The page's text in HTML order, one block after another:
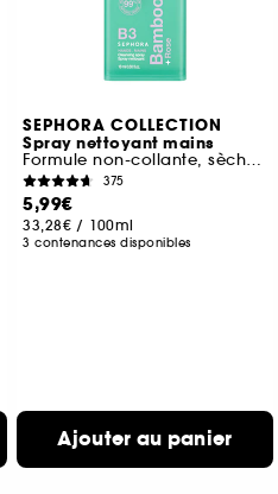
SEPHORA COLLECTION
Spray nettoyant mains
Formule non-collante, sèche rapidement
375
5,99€
33,28€ / 100ml
3 contenances disponibles
Ajouter au panier